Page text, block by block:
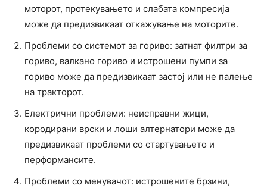
моторот, протекувањето и слабата компресија
може да предизвикаат откажување на моторите.
Проблеми со системот за гориво: затнат филтри за
гориво, валкано гориво и истрошени пумпи за
гориво може да предизвикаат застој или не палење
на тракторот.
Електрични проблеми: неисправни жици,
кородирани врски и лоши алтернатори може да
предизвикаат проблеми со стартувањето и
перформансите.
Проблеми со менувачот: истрошените брзини,